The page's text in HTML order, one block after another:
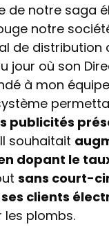
de notre saga
notre
de distribution
jour où son
à mon
publicités
souhaitait
dopant le
sans court-
clients
les plombs.